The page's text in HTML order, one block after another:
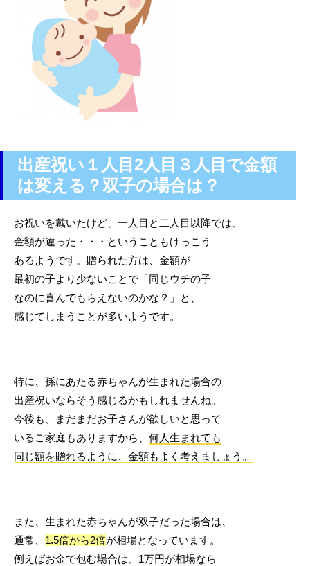
出産祝い１人目2人目３人目で金額
は変える？双子の場合は？
お祝いを戴いたけど、一人目と二人目以降では、
金額が違った・・・ということもけっこう
あるようです。贈られた方は、金額が
最初の子より少ないことで「同じウチの子
なのに喜んでもらえないのかな？」と、
感じてしまうことが多いようです。
特に、孫にあたる赤ちゃんが生まれた場合の
出産祝いならそう感じるかもしれませんね。
今後も、まだまだお子さんが欲しいと思って
いるご家庭もありますから、 何人生まれても
同じ額を贈れるように、金額もよく考えましょう。
また、生まれた赤ちゃんが双子だった場合は、
通常、 1.5倍から2倍が相場となっています。
例えばお金で包む場合は、1万円が相場なら